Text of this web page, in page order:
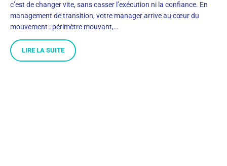
c’est de changer vite, sans casser l’exécution ni la confiance. En
management de transition, votre manager arrive au cœur du
mouvement : périmètre mouvant,…
LIRE LA SUITE